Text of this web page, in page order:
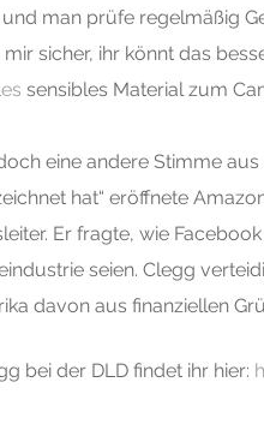
und man prüfe regelmäßig
sicher, ihr könnt das
sensibles Material zum
eine andere Stimme
hat“ eröffnete
Er fragte, wie
seien. Clegg
davon aus finanziellen
bei der DLD findet ihr hier: